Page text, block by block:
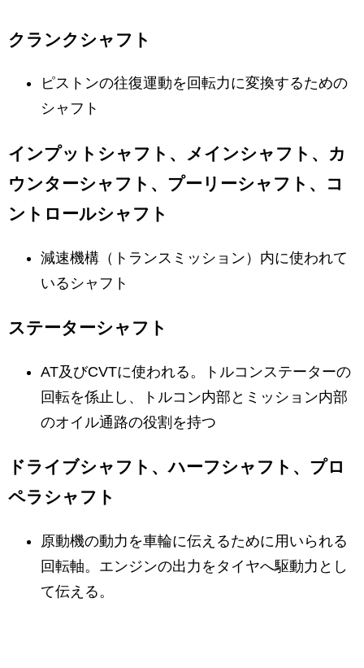
クランクシャフト
ピストンの往復運動を回転力に変換するための
シャフト
インプットシャフト、メインシャフト、カ
ウンターシャフト、プーリーシャフト、コ
ントロールシャフト
減速機構（トランスミッション）内に使われて
いるシャフト
ステーターシャフト
AT及びCVTに使われる。トルコンステーターの
回転を係止し、トルコン内部とミッション内部
のオイル通路の役割を持つ
ドライブシャフト、ハーフシャフト、プロ
ペラシャフト
原動機の動力を車輪に伝えるために用いられる
回転軸。エンジンの出力をタイヤへ駆動力とし
て伝える。